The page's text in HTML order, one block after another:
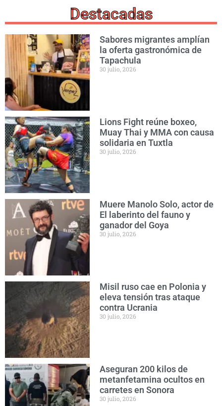
Destacadas
Sabores migrantes amplían
la oferta gastronómica de
Tapachula
30 julio, 2026
Lions Fight reúne boxeo,
Muay Thai y MMA con causa
solidaria en Tuxtla
30 julio, 2026
Muere Manolo Solo, actor de
El laberinto del fauno y
ganador del Goya
30 julio, 2026
Misil ruso cae en Polonia y
eleva tensión tras ataque
contra Ucrania
30 julio, 2026
Aseguran 200 kilos de
metanfetamina ocultos en
carretes en Sonora
30 julio, 2026